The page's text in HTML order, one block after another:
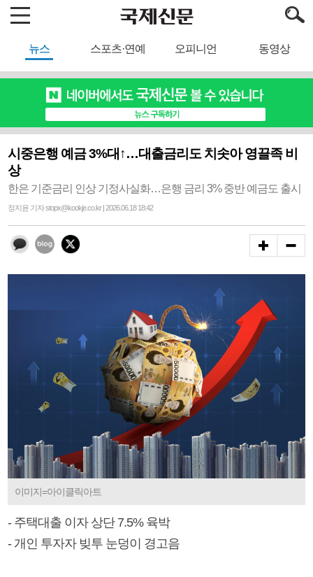
뉴스 스포츠·연예 오피니언 동영상
시중은행 예금 3%대↑…대출금리도 치솟아 영끌족 비
상
한은 기준금리 인상 기정사실화…은행 금리 3% 중반 예금도 출시
정지윤 기자 stopx@kookje.co.kr | 2026.06.18 18:42
이미지=아이클릭아트
- 주택대출 이자 상단 7.5% 육박
- 개인 투자자 빚투 눈덩이 경고음